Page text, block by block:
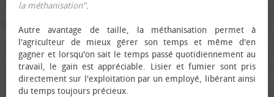
la méthanisation".
Autre avantage de taille, la méthanisation permet à
l'agriculteur de mieux gérer son temps et même d'en
gagner et lorsqu'on sait le temps passé quotidiennement au
travail, le gain est appréciable. Lisier et fumier sont pris
directement sur l'exploitation par un employé, libérant ainsi
du temps toujours précieux.